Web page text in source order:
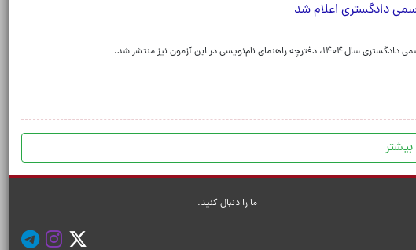
دادگستری اعلام شد
در این آزمون نیز منتشر شد.
بیشتر
ما را دنبال کنید.